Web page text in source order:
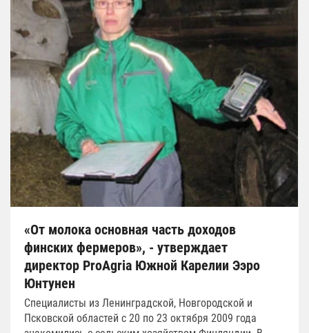
«От молока основная часть доходов
финских фермеров», - утверждает
директор ProAgria Южной Карелии Ээро
Юнтунен
Специалисты из Ленинградской, Новгородской и
Псковской областей с 20 по 23 октября 2009 года